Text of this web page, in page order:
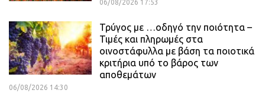
06/08/2026 17:53
Τρύγος με …οδηγό την ποιότητα –
Τιμές και πληρωμές στα
οινοστάφυλλα με βάση τα ποιοτικά
κριτήρια υπό το βάρος των
αποθεμάτων
06/08/2026 14:30